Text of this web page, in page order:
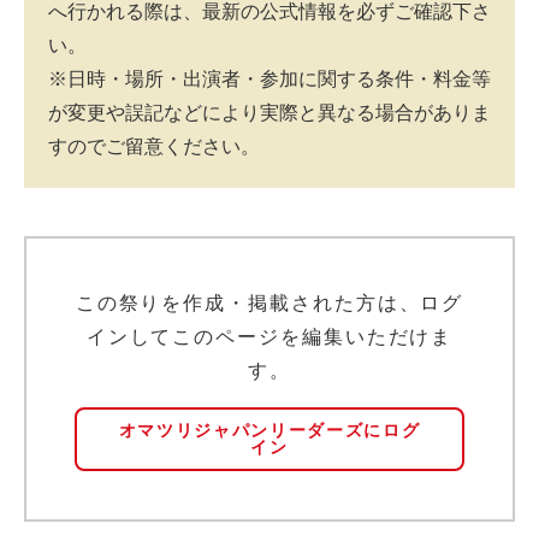
へ行かれる際は、最新の公式情報を必ずご確認下さ
い。
※日時・場所・出演者・参加に関する条件・料金等
が変更や誤記などにより実際と異なる場合がありま
すのでご留意ください。
この祭りを作成・掲載された方は、ログ
インしてこのページを編集いただけま
す。
オマツリジャパンリーダーズにログ
イン